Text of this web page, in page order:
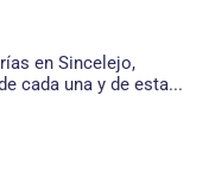
en Sincelejo,
cada una y de esta...